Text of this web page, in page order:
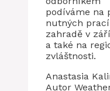
podíváme na
nutných
zahradě v
a také na
zvláštnosti.
Anastasia
Autor